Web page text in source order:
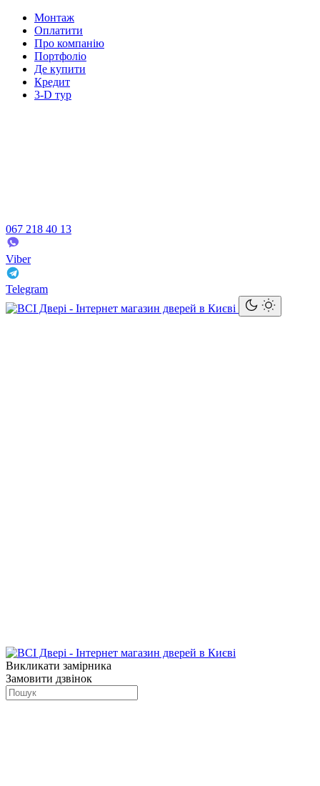
Монтаж
Оплатити
Про компанію
Портфоліо
Де купити
Кредит
3-D тур
067 218 40 13
Viber
Telegram
Викликати замірника
Замовити дзвінок